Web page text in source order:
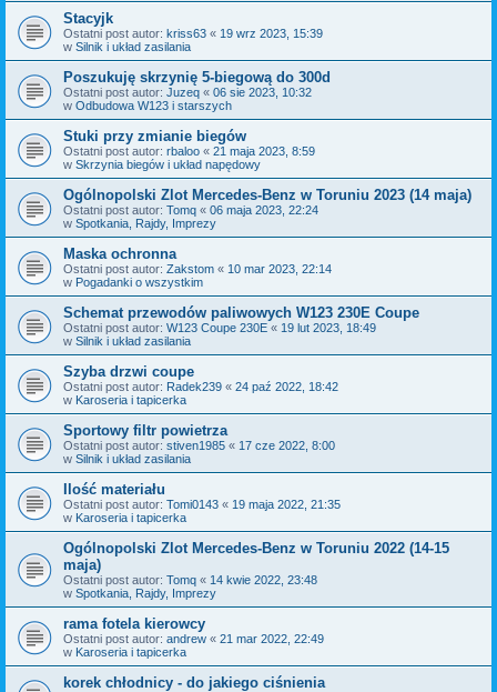
Stacyjk
Ostatni post autor: kriss63 « 19 wrz 2023, 15:39
w Silnik i układ zasilania
Poszukuję skrzynię 5-biegową do 300d
Ostatni post autor: Juzeq « 06 sie 2023, 10:32
w Odbudowa W123 i starszych
Stuki przy zmianie biegów
Ostatni post autor: rbaloo « 21 maja 2023, 8:59
w Skrzynia biegów i układ napędowy
Ogólnopolski Zlot Mercedes-Benz w Toruniu 2023 (14 maja)
Ostatni post autor: Tomq « 06 maja 2023, 22:24
w Spotkania, Rajdy, Imprezy
Maska ochronna
Ostatni post autor: Zakstom « 10 mar 2023, 22:14
w Pogadanki o wszystkim
Schemat przewodów paliwowych W123 230E Coupe
Ostatni post autor: W123 Coupe 230E « 19 lut 2023, 18:49
w Silnik i układ zasilania
Szyba drzwi coupe
Ostatni post autor: Radek239 « 24 paź 2022, 18:42
w Karoseria i tapicerka
Sportowy filtr powietrza
Ostatni post autor: stiven1985 « 17 cze 2022, 8:00
w Silnik i układ zasilania
Ilość materiału
Ostatni post autor: Tomi0143 « 19 maja 2022, 21:35
w Karoseria i tapicerka
Ogólnopolski Zlot Mercedes-Benz w Toruniu 2022 (14-15
maja)
Ostatni post autor: Tomq « 14 kwie 2022, 23:48
w Spotkania, Rajdy, Imprezy
rama fotela kierowcy
Ostatni post autor: andrew « 21 mar 2022, 22:49
w Karoseria i tapicerka
korek chłodnicy - do jakiego ciśnienia